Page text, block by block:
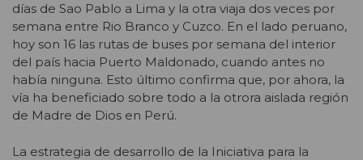
días de Sao Pablo a Lima y la otra viaja dos veces por
semana entre Rio Branco y Cuzco. En el lado peruano,
hoy son 16 las rutas de buses por semana del interior
del país hacia Puerto Maldonado, cuando antes no
había ninguna. Esto último confirma que, por ahora, la
vía ha beneficiado sobre todo a la otrora aislada región
de Madre de Dios en Perú.
La estrategia de desarrollo de la Iniciativa para la